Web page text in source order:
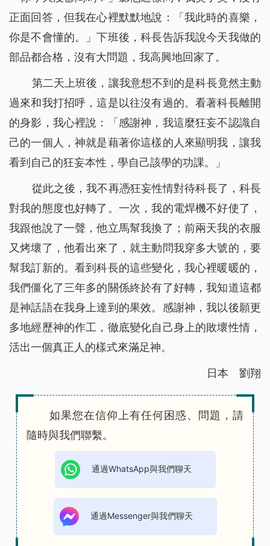
正面回答，但我在心裡默默地說：「我此時的喜樂，
你是不會懂的。」下班後，科長告訴我說今天我做的
部品都合格，沒有大問題，我高興地回家了。
第二天上班後，讓我意想不到的是科長竟然主動
過來和我打招呼，這是以往沒有過的。看著科長離開
的身影，我心裡說：「 感謝神 ，我這麼狂妄不認識自
己的一個人，神就是藉著你這樣的人來顯明我，讓我
看到自己的狂妄本性，學自己該學的功課。」
從此之後，我不再憑狂妄性情對待科長了，科長
對我的態度也好轉了。一次，我的電焊機不好使了，
我跟他說了一聲，他立馬幫我換了；前兩天我的衣服
又烤壞了，他看出來了，就主動問我穿多大號的，要
幫我訂新的。看到科長的這些變化，我心裡暖暖的，
我們僵化了三年多的關係終於有了好轉，我知道這都
是神話語在我身上達到的果效。感謝神，我以後願更
多地經歷神的作工，徹底變化自己身上的敗壞性情，
活出一個真正人的樣式來滿足神。
日本 劉翔
如果您在信仰上有任何困惑、問題，請
隨時與我們聯繫。
通過WhatsApp與我們聊天
通過Messenger與我們聊天